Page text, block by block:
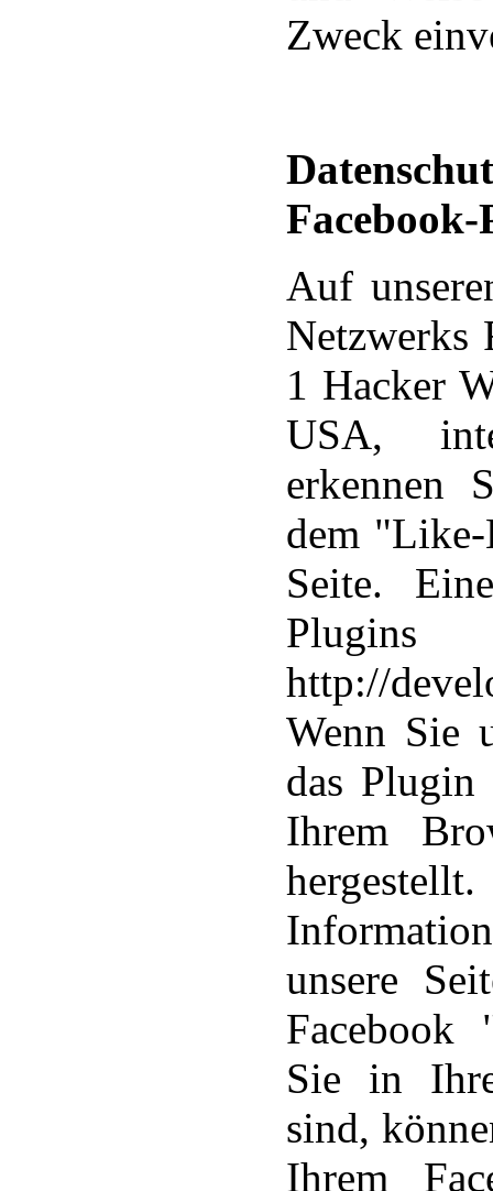
Zweck
Auf
Netzwerks
1 Hacker
USA,
erkennen
dem
Seite.
http://
Wenn Sie
das Plugin
Ihrem
unsere
Facebook
Sie in
sind,
Ihrem